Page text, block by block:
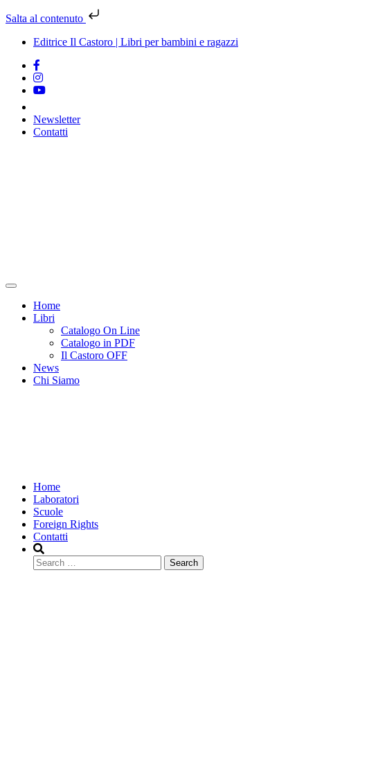
Salta al contenuto
Editrice Il Castoro | Libri per bambini e ragazzi
Newsletter
Contatti
Home
Libri
Catalogo On Line
Catalogo in PDF
Il Castoro OFF
News
Chi Siamo
Home
Laboratori
Scuole
Foreign Rights
Contatti
Search